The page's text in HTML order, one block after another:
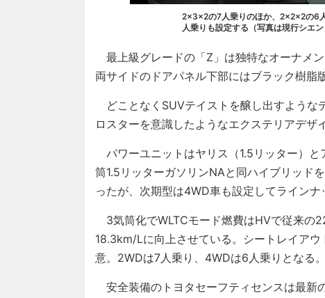
2×3×2の7人乗りのほか、2×2×2の6
人乗りも設定する（写真は現行シエン
最上級グレードの「Z」は独特なオーナメ
両サイドのドアパネル下部にはブラック樹脂
どことなくSUVテイストを醸し出すような
ロスターを意識したようなエクステリアデザ
パワーユニットはヤリス（1.5リッター）
筒1.5リッターガソリンNAと同ハイブリッド
ったが、次期型は4WD車も設定してラインナ
3気筒化でWLTCモード燃費はHVで従来の
18.3km/Lに向上させている。シートレイア
意。2WDは7人乗り、4WDは6人乗りとなる。
安全装備のトヨタセーフティセンスは最新